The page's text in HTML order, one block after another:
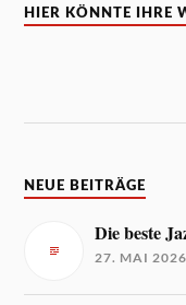
HIER KÖNNTE IHRE
NEUE BEITRÄGE
Die beste
27. MAI 2026